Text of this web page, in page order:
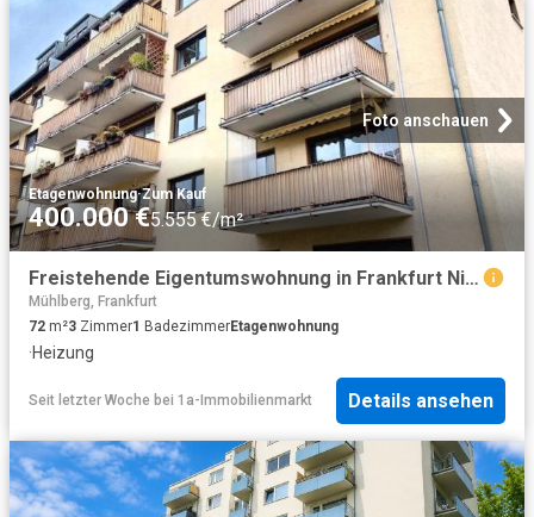
Foto anschauen
Etagenwohnung·Zum Kauf
400.000 €5.555 €/m²
Freistehende Eigentumswohnung in Frankfurt Niederrad zu verkaufen
Mühlberg, Frankfurt
72 m²3 Zimmer1 BadezimmerEtagenwohnung
·Heizung
Seit letzter Woche bei 1a-Immobilienmarkt Details ansehen